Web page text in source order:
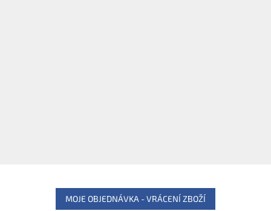
MOJE OBJEDNÁVKA - VRÁCENÍ ZBOŽÍ